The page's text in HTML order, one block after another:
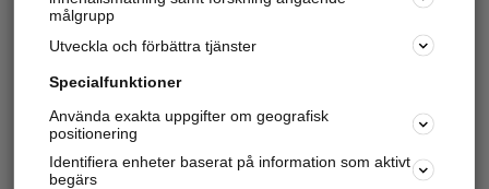
målgrupp
Utveckla och förbättra tjänster
Specialfunktioner
Använda exakta uppgifter om geografisk
positionering
Identifiera enheter baserat på information som aktivt
begärs